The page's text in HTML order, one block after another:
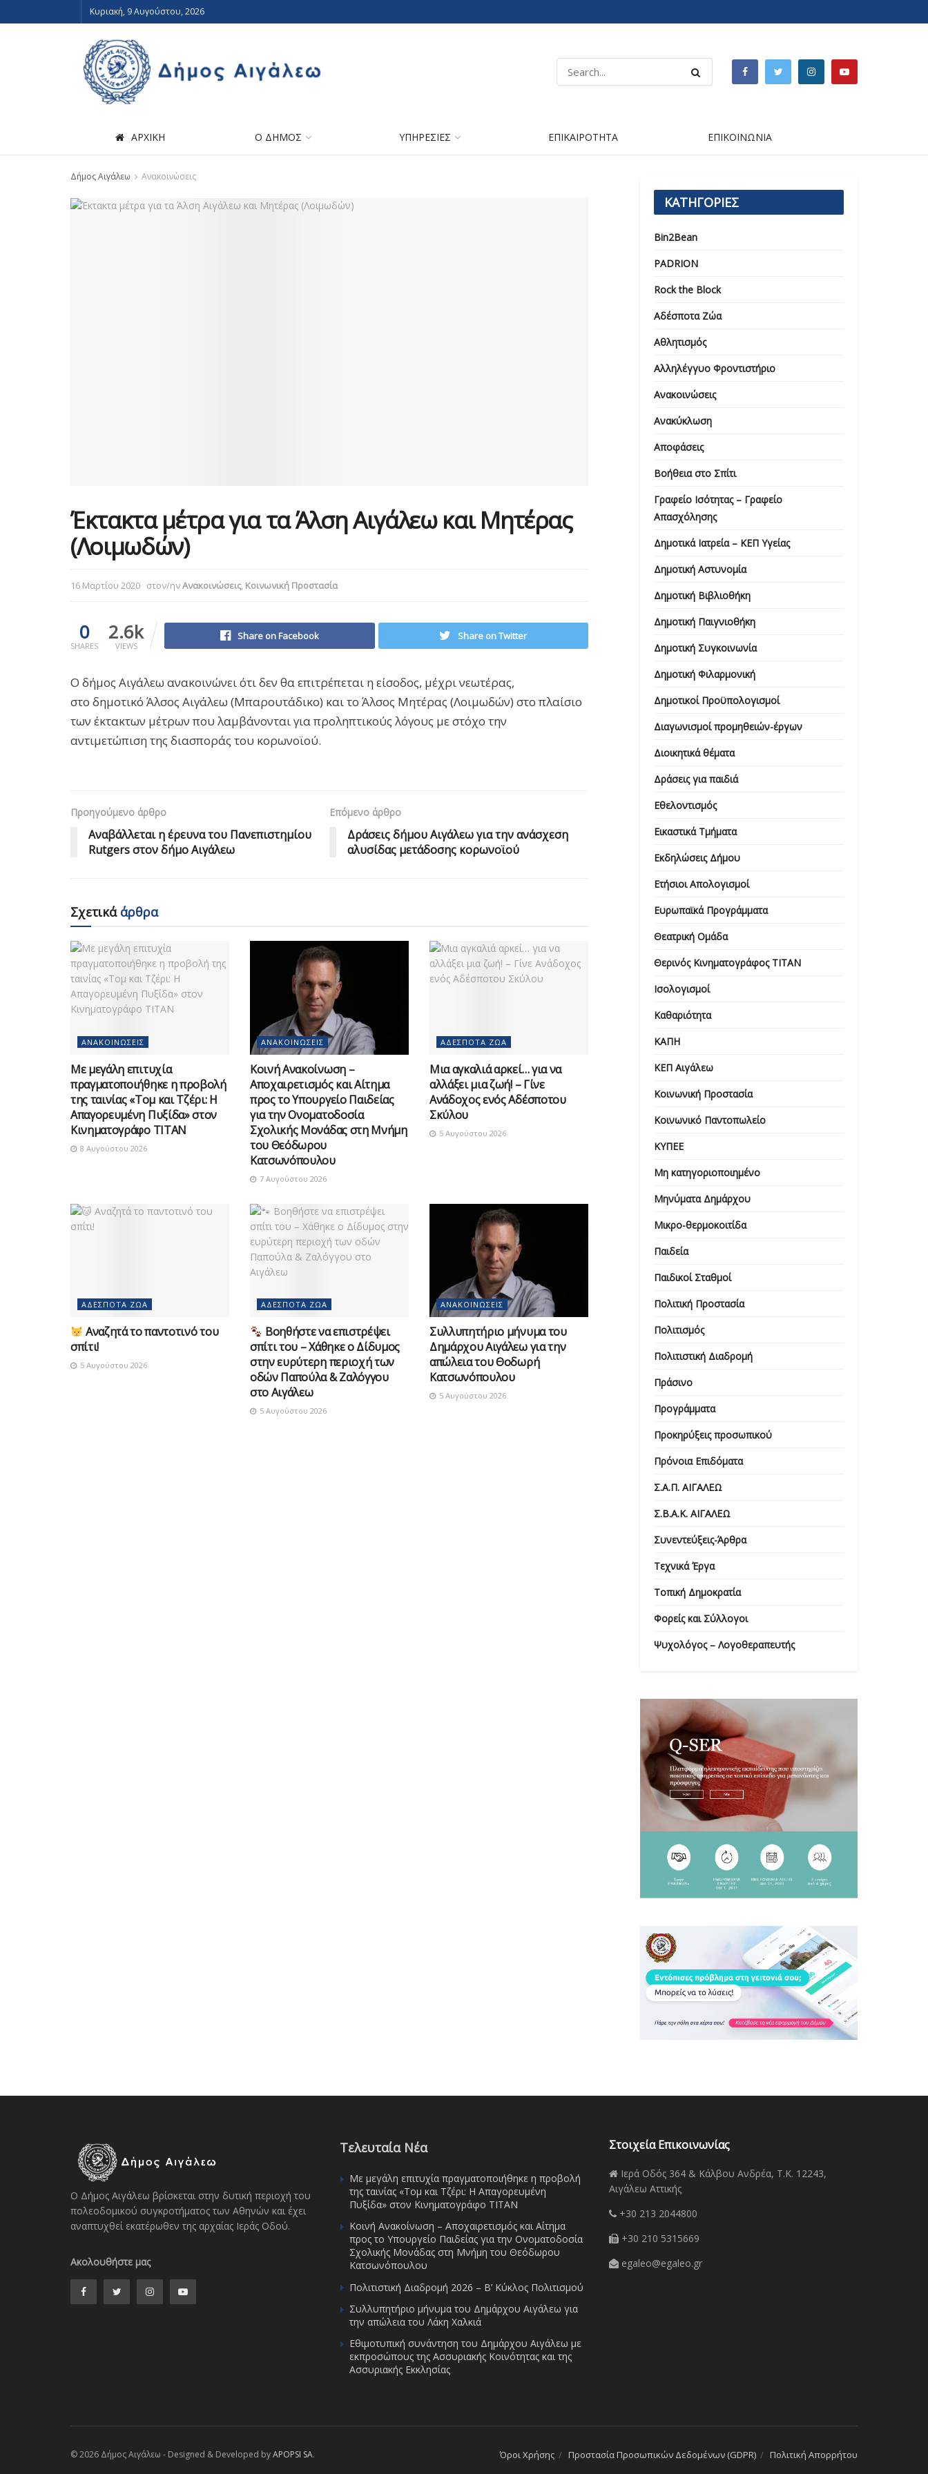
Κυριακή, 9 Αυγούστου, 2026
ΑΡΧΙΚΗ Ο ΔΗΜΟΣ ΥΠΗΡΕΣΙΕΣ ΕΠΙΚΑΙΡΟΤΗΤΑ ΕΠΙΚΟΙΝΩΝΙΑ
Δήμος Αιγάλεω Ανακοινώσεις
Έκτακτα μέτρα για τα Άλση Αιγάλεω και Μητέρας
(Λοιμωδών)
16 Μαρτίου 2020 στον/ηνΑνακοινώσεις, Κοινωνική Προστασία
0
SHARES
2.6k
VIEWS
Share on Facebook Share on Twitter
Ο δήμος Αιγάλεω ανακοινώνει ότι δεν θα επιτρέπεται η είσοδος, μέχρι νεωτέρας,
στο δημοτικό Άλσος Αιγάλεω (Μπαρουτάδικο) και το Άλσος Μητέρας (Λοιμωδών) στο πλαίσιο
των έκτακτων μέτρων που λαμβάνονται για προληπτικούς λόγους με στόχο την
αντιμετώπιση της διασποράς του κορωνοϊού.
Προηγούμενο άρθρο
Αναβάλλεται η έρευνα του Πανεπιστημίου
Rutgers στον δήμο Αιγάλεω
Επόμενο άρθρο
Δράσεις δήμου Αιγάλεω για την ανάσχεση
αλυσίδας μετάδοσης κορωνοϊού
Σχετικάάρθρα
ΑΝΑΚΟΙΝΏΣΕΙΣ
Με μεγάλη επιτυχία
πραγματοποιήθηκε η προβολή
της ταινίας «Τομ και Τζέρι: Η
Απαγορευμένη Πυξίδα» στον
Κινηματογράφο ΤΙΤΑΝ
8 Αυγούστου 2026
ΑΝΑΚΟΙΝΏΣΕΙΣ
Κοινή Ανακοίνωση –
Αποχαιρετισμός και Αίτημα
προς το Υπουργείο Παιδείας
για την Ονοματοδοσία
Σχολικής Μονάδας στη Μνήμη
του Θεόδωρου
Κατσωνόπουλου
7 Αυγούστου 2026
ΑΔΈΣΠΟΤΑ ΖΏΑ
Μια αγκαλιά αρκεί… για να
αλλάξει μια ζωή! – Γίνε
Ανάδοχος ενός Αδέσποτου
Σκύλου
5 Αυγούστου 2026
ΑΔΈΣΠΟΤΑ ΖΏΑ
Αναζητά το παντοτινό του
σπίτι!
5 Αυγούστου 2026
ΑΔΈΣΠΟΤΑ ΖΏΑ
Βοηθήστε να επιστρέψει
σπίτι του – Χάθηκε ο Δίδυμος
στην ευρύτερη περιοχή των
οδών Παπούλα & Ζαλόγγου
στο Αιγάλεω
5 Αυγούστου 2026
ΑΝΑΚΟΙΝΏΣΕΙΣ
Συλλυπητήριο μήνυμα του
Δημάρχου Αιγάλεω για την
απώλεια του Θοδωρή
Κατσωνόπουλου
5 Αυγούστου 2026
ΚΑΤΗΓΟΡΙΕΣ
Bin2Bean
PADRION
Rock the Block
Αδέσποτα Ζώα
Αθλητισμός
Αλληλέγγυο Φροντιστήριο
Ανακοινώσεις
Ανακύκλωση
Αποφάσεις
Βοήθεια στο Σπίτι
Γραφείο Ισότητας – Γραφείο
Απασχόλησης
Δημοτικά Ιατρεία – ΚΕΠ Υγείας
Δημοτική Αστυνομία
Δημοτική Βιβλιοθήκη
Δημοτική Παιγνιοθήκη
Δημοτική Συγκοινωνία
Δημοτική Φιλαρμονική
Δημοτικοί Προϋπολογισμοί
Διαγωνισμοί προμηθειών-έργων
Διοικητικά θέματα
Δράσεις για παιδιά
Εθελοντισμός
Εικαστικά Τμήματα
Εκδηλώσεις Δήμου
Ετήσιοι Απολογισμοί
Ευρωπαϊκά Προγράμματα
Θεατρική Ομάδα
Θερινός Κινηματογράφος ΤΙΤΑΝ
Ισολογισμοί
Καθαριότητα
ΚΑΠΗ
ΚΕΠ Αιγάλεω
Κοινωνική Προστασία
Κοινωνικό Παντοπωλείο
ΚΥΠΕΕ
Μη κατηγοριοποιημένο
Μηνύματα Δημάρχου
Μικρο-θερμοκοιτίδα
Παιδεία
Παιδικοί Σταθμοί
Πολιτική Προστασία
Πολιτισμός
Πολιτιστική Διαδρομή
Πράσινο
Προγράμματα
Προκηρύξεις προσωπικού
Πρόνοια Επιδόματα
Σ.Α.Π. ΑΙΓΑΛΕΩ
Σ.Β.Α.Κ. ΑΙΓΑΛΕΩ
Συνεντεύξεις-Άρθρα
Τεχνικά Έργα
Τοπική Δημοκρατία
Φορείς και Σύλλογοι
Ψυχολόγος – Λογοθεραπευτής
Ο Δήμος Αιγάλεω βρίσκεται στην δυτική περιοχή του
πολεοδομικού συγκροτήματος των Αθηνών και έχει
αναπτυχθεί εκατέρωθεν της αρχαίας Ιεράς Οδού.
Ακολουθήστε μας
Τελευταία Νέα
Με μεγάλη επιτυχία πραγματοποιήθηκε η προβολή
της ταινίας «Τομ και Τζέρι: Η Απαγορευμένη
Πυξίδα» στον Κινηματογράφο ΤΙΤΑΝ
Κοινή Ανακοίνωση – Αποχαιρετισμός και Αίτημα
προς το Υπουργείο Παιδείας για την Ονοματοδοσία
Σχολικής Μονάδας στη Μνήμη του Θεόδωρου
Κατσωνόπουλου
Πολιτιστική Διαδρομή 2026 – Β’ Κύκλος Πολιτισμού
Συλλυπητήριο μήνυμα του Δημάρχου Αιγάλεω για
την απώλεια του Λάκη Χαλκιά
Εθιμοτυπική συνάντηση του Δημάρχου Αιγάλεω με
εκπροσώπους της Ασσυριακής Κοινότητας και της
Ασσυριακής Εκκλησίας
Στοιχεία Επικοινωνίας
Ιερά Οδός 364 & Κάλβου Ανδρέα, Τ.Κ. 12243,
Αιγάλεω Αττικής
+30 213 2044800
+30 210 5315669
egaleo@egaleo.gr
Όροι Χρήσης Προστασία Προσωπικών Δεδομένων (GDPR) Πολιτική Απορρήτου
© 2026 Δήμος Αιγάλεω - Designed & Developed byAPOPSI SA.